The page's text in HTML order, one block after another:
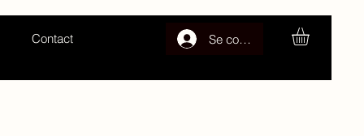
Contact Se connecter